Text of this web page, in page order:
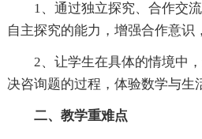
1、通过独立探究、合作交
自主探究的能力，增强合作意识
2、让学生在具体的情境中
决咨询题的过程，体验数学与生
二、教学重难点